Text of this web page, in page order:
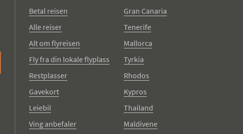
Betal reisen
Alle reiser
Alt om flyreisen
Fly fra din lokale flyplass
Restplasser
Gavekort
Leiebil
Ving anbefaler
Gran Canaria
Tenerife
Mallorca
Tyrkia
Rhodos
Kypros
Thailand
Maldivene